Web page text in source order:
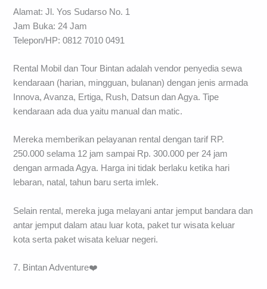
Alamat: Jl. Yos Sudarso No. 1
Jam Buka: 24 Jam
Telepon/HP: 0812 7010 0491
Rental Mobil dan Tour Bintan adalah vendor penyedia sewa
kendaraan (harian, mingguan, bulanan) dengan jenis armada
Innova, Avanza, Ertiga, Rush, Datsun dan Agya. Tipe
kendaraan ada dua yaitu manual dan matic.
Mereka memberikan pelayanan rental dengan tarif RP.
250.000 selama 12 jam sampai Rp. 300.000 per 24 jam
dengan armada Agya. Harga ini tidak berlaku ketika hari
lebaran, natal, tahun baru serta imlek.
Selain rental, mereka juga melayani antar jemput bandara dan
antar jemput dalam atau luar kota, paket tur wisata keluar
kota serta paket wisata keluar negeri.
7. Bintan Adventure❤️